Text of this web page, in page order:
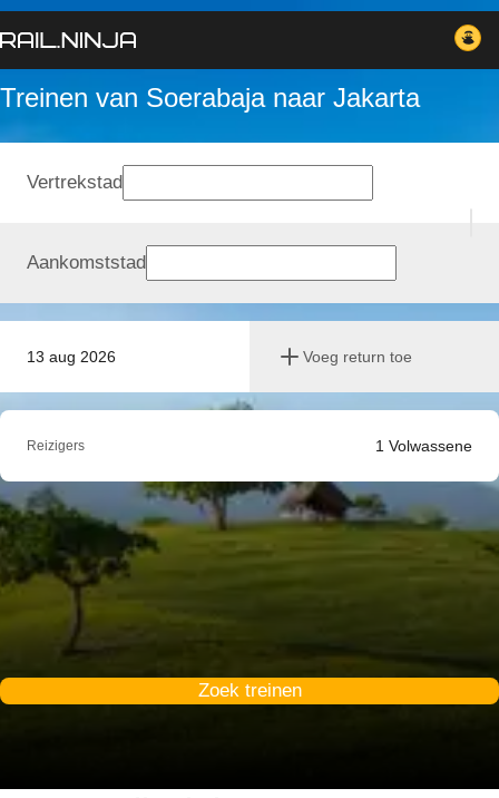
Treinen van Soerabaja naar Jakarta
13 aug 2026 Voeg return toe
Vertrekstad
Aankomststad
Reizigers 1 Volwassene
Zoek treinen